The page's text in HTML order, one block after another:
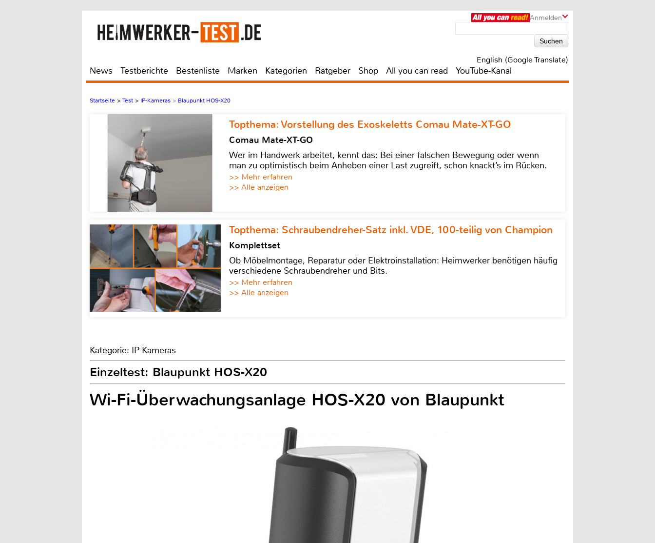
Anmelden
English (Google Translate)
News Testberichte Bestenliste Marken Kategorien Ratgeber Shop All you can read YouTube-Kanal
Startseite > Test > IP-Kameras > Blaupunkt HOS-X20
Topthema: Vorstellung des Exoskeletts Comau Mate-XT-GO
Comau Mate-XT-GO
Wer im Handwerk arbeitet, kennt das: Bei einer falschen Bewegung oder wenn
man zu optimistisch beim Anheben einer Last zugreift, schon knackt’s im Rücken.
>> Mehr erfahren
>> Alle anzeigen
Topthema: Schraubendreher-Satz inkl. VDE, 100-teilig von Champion
Komplettset
Ob Möbelmontage, Reparatur oder Elektroinstallation: Heimwerker benötigen häufig
verschiedene Schraubendreher und Bits.
>> Mehr erfahren
>> Alle anzeigen
Kategorie: IP-Kameras
Einzeltest: Blaupunkt HOS-X20
Wi-Fi-Überwachungsanlage HOS-X20 von Blaupunkt